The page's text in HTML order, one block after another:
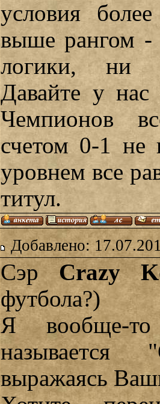
условия
выше рангом -
логики, ни
Давайте у нас
Чемпионов
счетом 0-1 не
уровнем все
титул.
Добавлено:
СэрCrazy
футбола?)
Я вообще-
выражаясь